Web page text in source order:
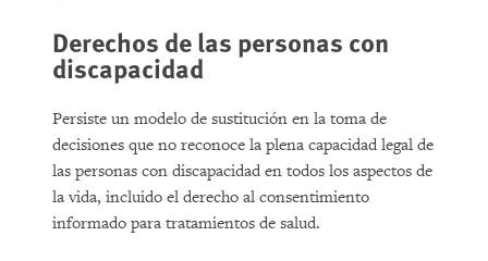
Derechos de las personas con
discapacidad
Persiste un modelo de sustitución en la toma de
decisiones que no reconoce la plena capacidad legal de
las personas con discapacidad en todos los aspectos de
la vida, incluido el derecho al consentimiento
informado para tratamientos de salud.